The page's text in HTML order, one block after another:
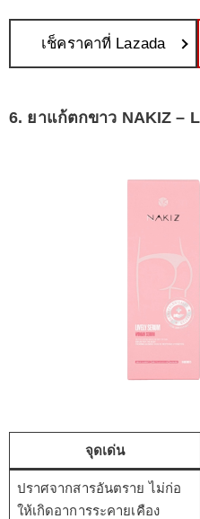
เช็คราคาที่ Lazada
6. ยาแก้ตกขาว NAKIZ –
จุดเด่น
ปราศจากสารอันตราย ไม่ก่อ
ให้เกิดอาการระคายเคือง